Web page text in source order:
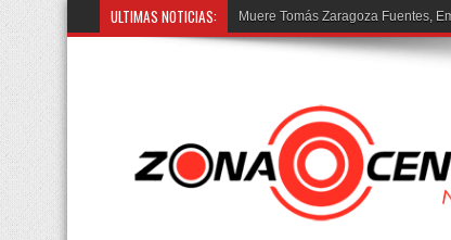
ULTIMAS NOTICIAS: Prisión preventiva co